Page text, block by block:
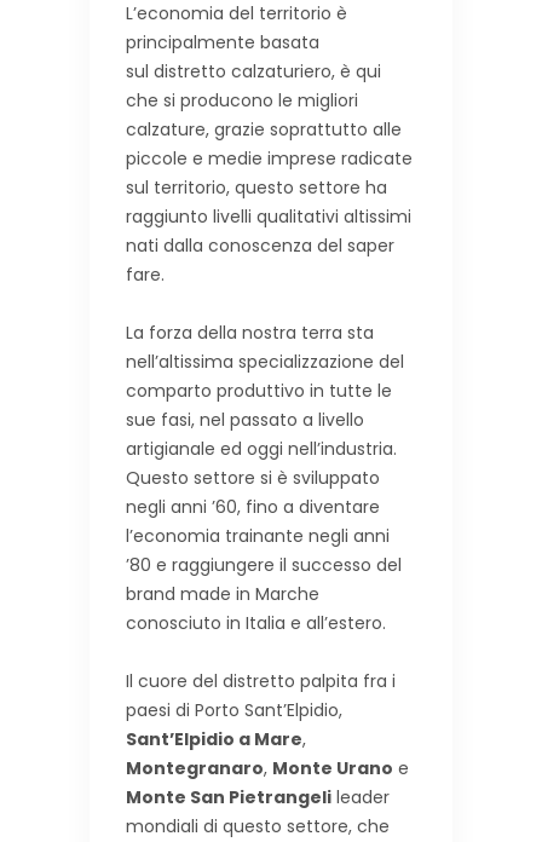
L’economia del territorio è
principalmente basata
sul distretto calzaturiero, è qui
che si producono le migliori
calzature, grazie soprattutto alle
piccole e medie imprese radicate
sul territorio, questo settore ha
raggiunto livelli qualitativi altissimi
nati dalla conoscenza del saper
fare.
La forza della nostra terra sta
nell’altissima specializzazione del
comparto produttivo in tutte le
sue fasi, nel passato a livello
artigianale ed oggi nell’industria.
Questo settore si è sviluppato
negli anni ’60, fino a diventare
l’economia trainante negli anni
’80 e raggiungere il successo del
brand made in Marche
conosciuto in Italia e all’estero.
Il cuore del distretto palpita fra i
paesi di Porto Sant’Elpidio,
Sant’Elpidio a Mare,
Montegranaro, Monte Urano e
Monte San Pietrangeli leader
mondiali di questo settore, che